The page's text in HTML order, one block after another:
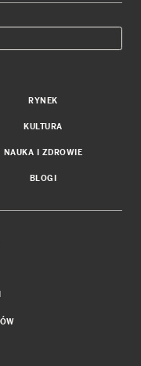
RYNEK
KULTURA
NAUKA I ZDROWIE
BLOGI